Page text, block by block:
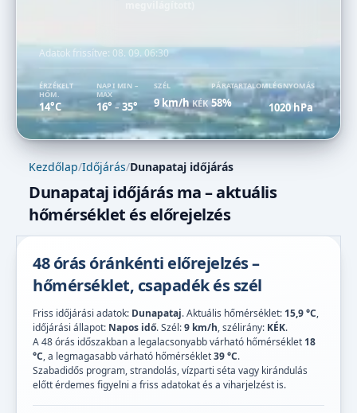
Adatok frissítve: 08. 09. 06:30
ÉRZÉKELT
HŐM.
14°C
NAPI MIN –
MAX
16° –35°
SZÉL
9 km/hKÉK
PÁRATARTALOM
58%
LÉGNYOMÁS
1020 hPa
Kezdőlap/Időjárás/Dunapataj időjárás
Dunapataj időjárás ma – aktuális
hőmérséklet és előrejelzés
48 órás óránkénti előrejelzés –
hőmérséklet, csapadék és szél
Friss időjárási adatok: Dunapataj. Aktuális hőmérséklet: 15,9 °C,
időjárási állapot: Napos idő. Szél:9 km/h, szélirány: KÉK.
A 48 órás időszakban a legalacsonyabb várható hőmérséklet 18
°C, a legmagasabb várható hőmérséklet39 °C.
Szabadidős program, strandolás, vízparti séta vagy kirándulás
előtt érdemes figyelni a friss adatokat és a viharjelzést is.